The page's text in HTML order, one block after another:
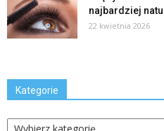
najbardziej
22 kwietnia 2026
Kategorie
Kategorie